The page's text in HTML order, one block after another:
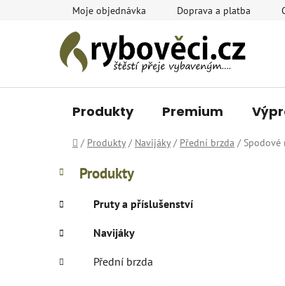
Moje objednávka Doprava a platba
Produkty Premium
Domů
/ Produkty / Navijáky / Přední brzda / Spodové
P
o
s
r
a
kategorie
K
a
e
g
o
r
Produkty
Pruty a příslušenství
Navijáky
Přední brzda